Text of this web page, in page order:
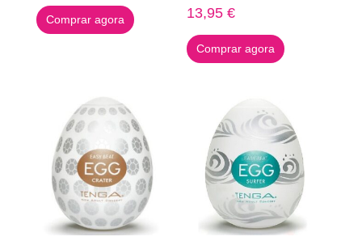
Comprar agora 13,95€
Comprar agora